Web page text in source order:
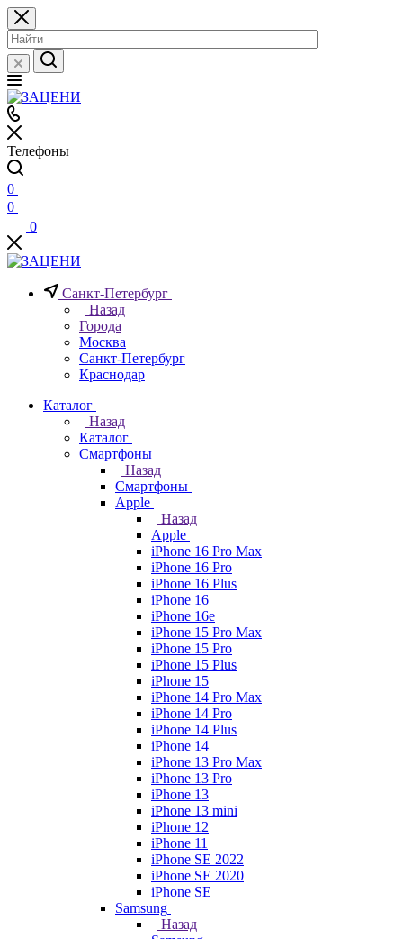
Телефоны
0
0
0
Санкт-Петербург
Назад
Города
Москва
Санкт-Петербург
Краснодар
Каталог
Назад
Каталог
Смартфоны
Назад
Смартфоны
Apple
Назад
Apple
iPhone 16 Pro Max
iPhone 16 Pro
iPhone 16 Plus
iPhone 16
iPhone 16e
iPhone 15 Pro Max
iPhone 15 Pro
iPhone 15 Plus
iPhone 15
iPhone 14 Pro Max
iPhone 14 Pro
iPhone 14 Plus
iPhone 14
iPhone 13 Pro Max
iPhone 13 Pro
iPhone 13
iPhone 13 mini
iPhone 12
iPhone 11
iPhone SE 2022
iPhone SE 2020
iPhone SE
Samsung
Назад